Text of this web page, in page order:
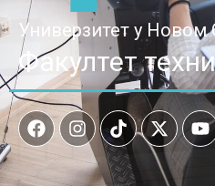
Универзитет у Новом
Факултет